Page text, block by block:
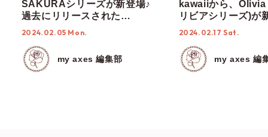
SAKURAシリーズが新登場♪
過去にリリースされた
SAKURAシリーズも振り返っ
2024.02.05 Mon.
my axes 編集部
kawaiiから、
リビアシリーズ)が
2024.02.17 Sat.
my axes 編